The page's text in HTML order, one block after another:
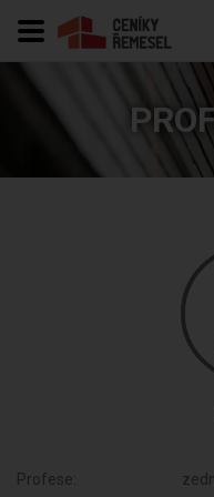
Profese: